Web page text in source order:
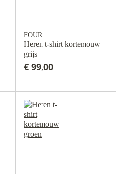
FOUR
Heren t-shirt kortemouw
grijs
€ 99,00